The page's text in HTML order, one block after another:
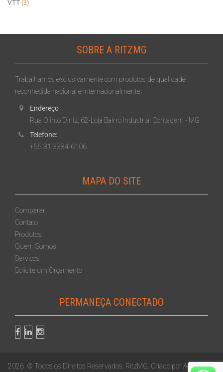
VTT (3)
SOBRE A RITZMG
Trabalhamos exclusivamente com produtos de qualidade
reconhecida nacional e internacionalmente.
Endereço
Rua Olinto Diniz, 62-Loja Bairro Industrial Contagem - MG
Telefone:
+55 31 3384-6106
MAPA DO SITE
Comparar
Contato
Produtos
Quem Somos
Serviços
Solicite um Orçamento
PERMANEÇA CONECTADO
2026 © Todos os Direitos Reservados. RitzMG. Criado porAgência de